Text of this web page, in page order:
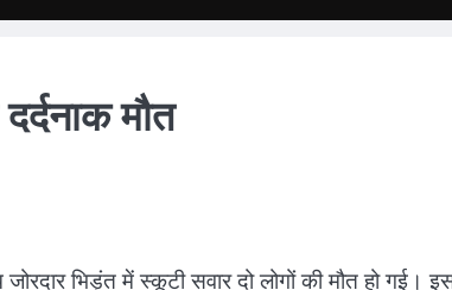
मौत
जोरदार भिड़ंत में स्कूटी सवार दो लोगों की मौत हो गई।